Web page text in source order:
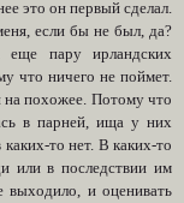
это он первый сделал.
если бы не был, да?
пару ирландских
что ничего не поймет.
на похожее. Потому что
в парней, ища у них
то нет. В каких-то
или в последствии им
выходило, и оценивать